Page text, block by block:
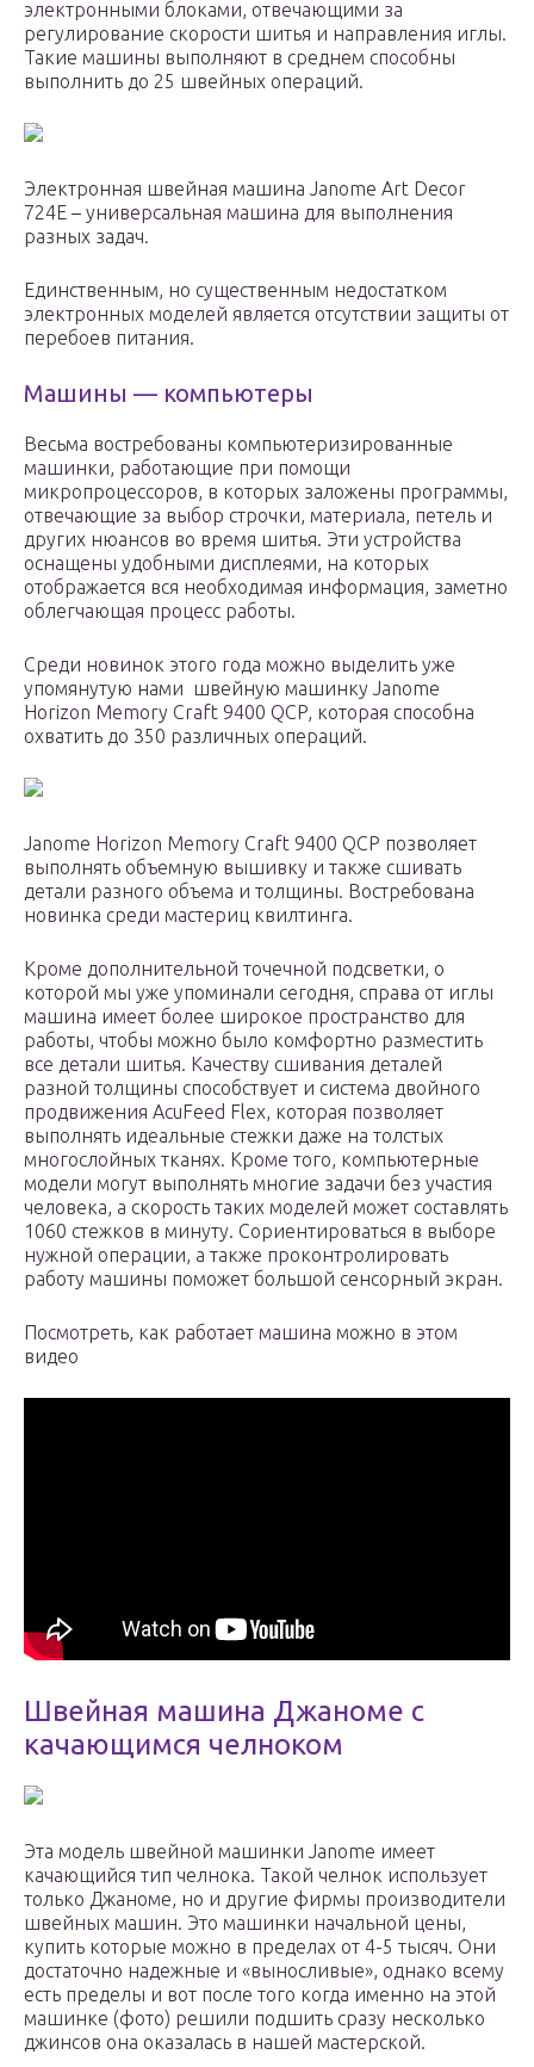
электронными блоками, отвечающими за
регулирование скорости шитья и направления иглы.
Такие машины выполняют в среднем способны
выполнить до 25 швейных операций.
Электронная швейная машина Janome Art Decor
724E – универсальная машина для выполнения
разных задач.
Единственным, но существенным недостатком
электронных моделей является отсутствии защиты от
перебоев питания.
Машины — компьютеры
Весьма востребованы компьютеризированные
машинки, работающие при помощи
микропроцессоров, в которых заложены программы,
отвечающие за выбор строчки, материала, петель и
других нюансов во время шитья. Эти устройства
оснащены удобными дисплеями, на которых
отображается вся необходимая информация, заметно
облегчающая процесс работы.
Среди новинок этого года можно выделить уже
упомянутую нами швейную машинку Janome
Horizon Memory Craft 9400 QCP, которая способна
охватить до 350 различных операций.
Janome Horizon Memory Craft 9400 QCP позволяет
выполнять объемную вышивку и также сшивать
детали разного объема и толщины. Востребована
новинка среди мастериц квилтинга.
Кроме дополнительной точечной подсветки, о
которой мы уже упоминали сегодня, справа от иглы
машина имеет более широкое пространство для
работы, чтобы можно было комфортно разместить
все детали шитья. Качеству сшивания деталей
разной толщины способствует и система двойного
продвижения AcuFeed Flex, которая позволяет
выполнять идеальные стежки даже на толстых
многослойных тканях. Кроме того, компьютерные
модели могут выполнять многие задачи без участия
человека, а скорость таких моделей может составлять
1060 стежков в минуту. Сориентироваться в выборе
нужной операции, а также проконтролировать
работу машины поможет большой сенсорный экран.
Посмотреть, как работает машина можно в этом
видео
Швейная машина Джаноме с
качающимся челноком
Эта модель швейной машинки Janome имеет
качающийся тип челнока. Такой челнок использует
только Джаноме, но и другие фирмы производители
швейных машин. Это машинки начальной цены,
купить которые можно в пределах от 4-5 тысяч. Они
достаточно надежные и «выносливые», однако всему
есть пределы и вот после того когда именно на этой
машинке (фото) решили подшить сразу несколько
джинсов она оказалась в нашей мастерской.